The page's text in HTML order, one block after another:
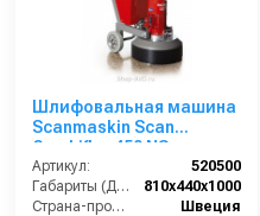
Шлифовальная машина
Scanmaskin Scan
Combiflex 450 NS
Артикул:
520500
Габариты (ДхШхВ):
810х440х1000
Страна-производитель:
Швеция